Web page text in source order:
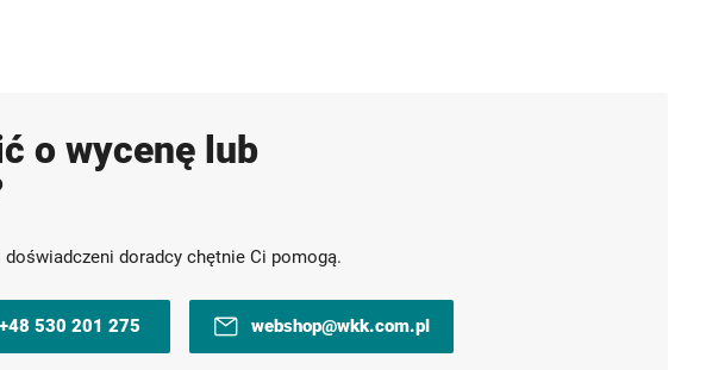
o wycenę lub
doradcy chętnie Ci pomogą.
+48 530 201 275 webshop@wkk.com.pl